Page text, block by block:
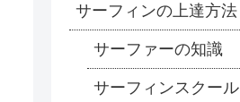
サーフィンの上達方法
サーファーの知識
サーフィンスクール